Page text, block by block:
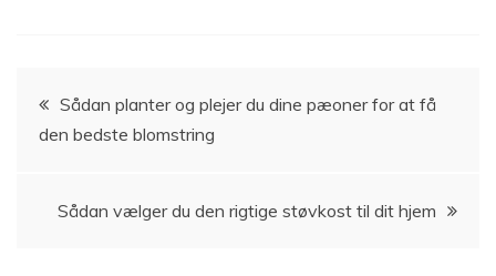
Indlægsnavigation
Sådan planter og plejer du dine pæoner for at få
den bedste blomstring
Sådan vælger du den rigtige støvkost til dit hjem